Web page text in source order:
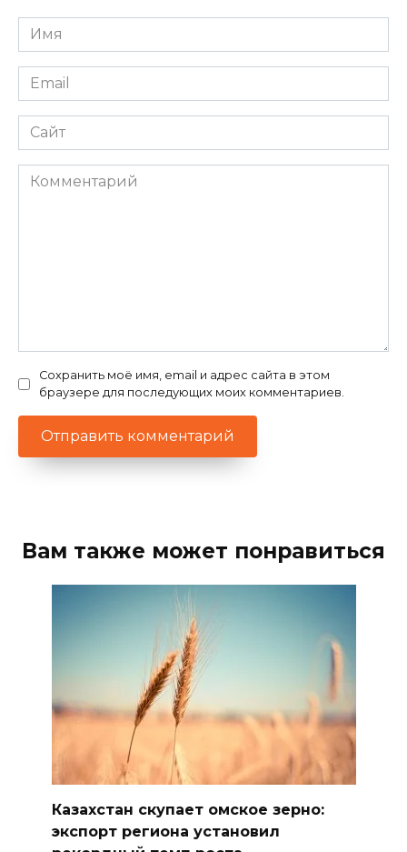
Имя
*
Email
*
Сайт
Комментарий
Сохранить моё имя, email и адрес сайта в этом
браузере для последующих моих комментариев.
Вам также может понравиться
Казахстан скупает омское зерно:
экспорт региона установил